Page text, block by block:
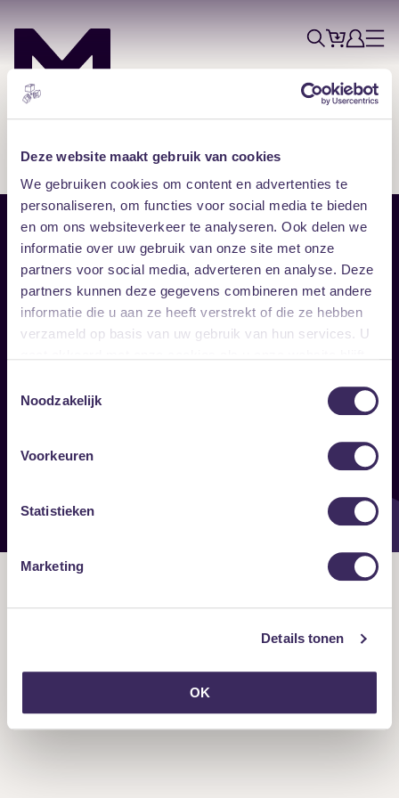
Deze website maakt gebruik van cookies
We gebruiken cookies om content en advertenties te
personaliseren, om functies voor social media te bieden
en om ons websiteverkeer te analyseren. Ook delen we
informatie over uw gebruik van onze site met onze
partners voor social media, adverteren en analyse. Deze
partners kunnen deze gegevens combineren met andere
informatie die u aan ze heeft verstrekt of die ze hebben
verzameld op basis van uw gebruik van hun services. U
Noodzakelijk
Voorkeuren
Statistieken
Marketing
Details tonen
OK
ZoekTicketsAccount
Menu
Sitemap
Home
Vrijwilligers
Verhuur
Disclaimer
Toegankelijkheid
Privacy & cookies
Follow
Onze nieuwsbrief ontvangen?